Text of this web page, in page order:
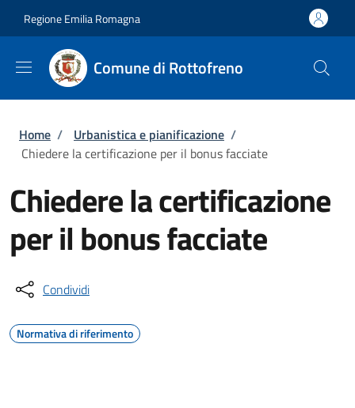
Regione Emilia Romagna
Comune di Rottofreno
Briciole di pane
Home / Urbanistica e pianificazione /
Chiedere la certificazione per il bonus facciate
Chiedere la certificazione
per il bonus facciate
Condividi
Normativa di riferimento